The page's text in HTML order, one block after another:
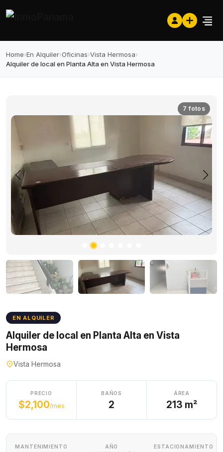
Home›En Alquiler›Oficinas›Vista Hermosa›
Alquiler de local en Planta Alta en Vista Hermosa
7 fotos
EN ALQUILER
Alquiler de local en Planta Alta en Vista
Hermosa
Vista Hermosa
PRECIO
$2,100/mes
BAÑOS
2
ÁREA
213 m²
MANTENIMIENTO
AÑO
ESTACIONAMIENTO